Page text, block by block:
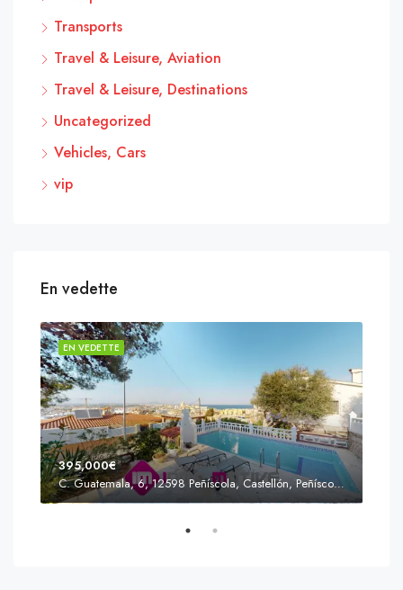
Transports
Travel & Leisure, Aviation
Travel & Leisure, Destinations
Uncategorized
Vehicles, Cars
vip
En vedette
EN VEDETTE
395,000€
C. Guatemala, 6, 12598 Peñíscola, Castellón, Peñíscola, Communauté valencienne